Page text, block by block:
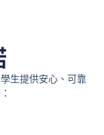
生提供安心、可靠